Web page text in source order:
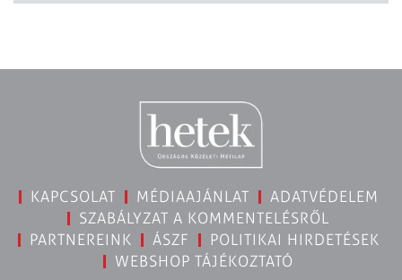
KAPCSOLAT MÉDIAAJÁNLAT
ADATVÉDELEM
SZABÁLYZAT A KOMMENTELÉSRŐL
PARTNEREINK
ÁSZF
POLITIKAI HIRDETÉSEK
WEBSHOP TÁJÉKOZTATÓ